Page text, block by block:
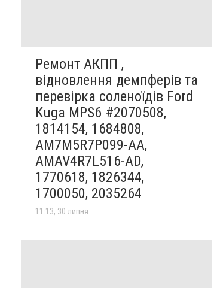
Ремонт АКПП ,
відновлення демпферів та
перевірка соленоїдів Ford
Kuga MPS6 #2070508,
1814154, 1684808,
AM7M5R7P099-AA,
AMAV4R7L516-AD,
1770618, 1826344,
1700050, 2035264
11:13, 30 липня